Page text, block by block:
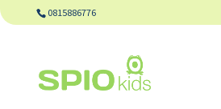
0815886776